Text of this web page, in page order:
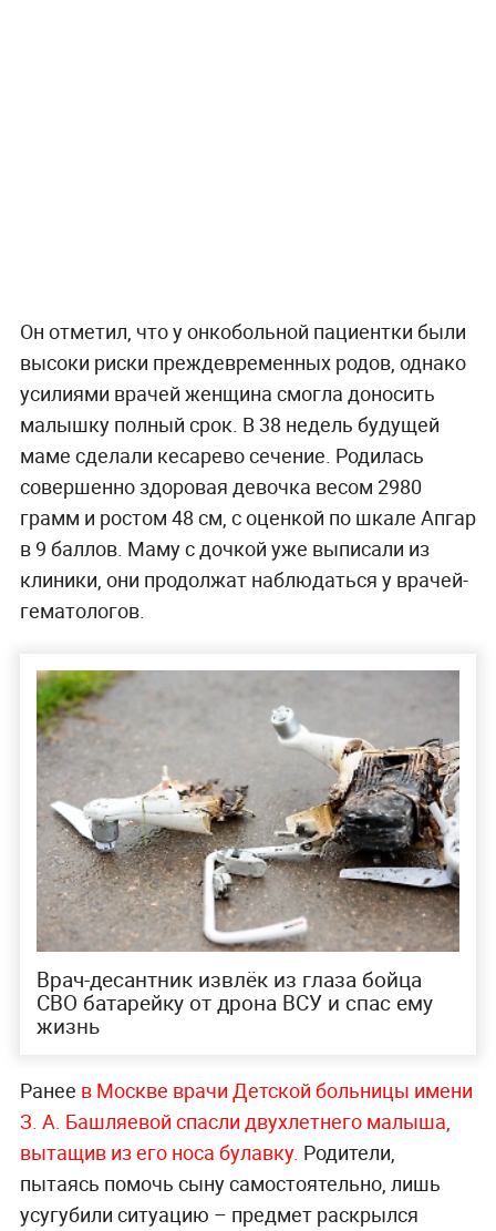
Он отметил, что у онкобольной пациентки были
высоки риски преждевременных родов, однако
усилиями врачей женщина смогла доносить
малышку полный срок. В 38 недель будущей
маме сделали кесарево сечение. Родилась
совершенно здоровая девочка весом 2980
грамм и ростом 48 см, с оценкой по шкале Апгар
в 9 баллов. Маму с дочкой уже выписали из
клиники, они продолжат наблюдаться у врачей-
гематологов.
Врач-десантник извлёк из глаза бойца
СВО батарейку от дрона ВСУ и спас ему
жизнь
Ранее в Москве врачи Детской больницы имени
З. А. Башляевой спасли двухлетнего малыша,
вытащив из его носа булавку. Родители,
пытаясь помочь сыну самостоятельно, лишь
усугубили ситуацию – предмет раскрылся